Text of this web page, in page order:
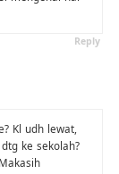
Reply
Kl udh lewat,
ke sekolah?